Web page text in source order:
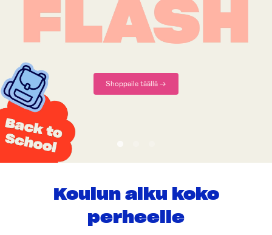
Shoppaile täällä ->
Koulun alku koko
perheelle